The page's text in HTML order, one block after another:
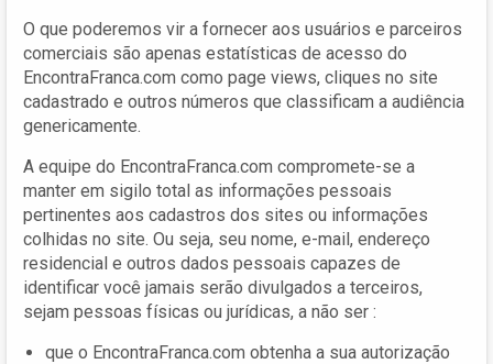
O que poderemos vir a fornecer aos usuários e parceiros
comerciais são apenas estatísticas de acesso do
EncontraFranca.com como page views, cliques no site
cadastrado e outros números que classificam a audiência
genericamente.
A equipe do EncontraFranca.com compromete-se a
manter em sigilo total as informações pessoais
pertinentes aos cadastros dos sites ou informações
colhidas no site. Ou seja, seu nome, e-mail, endereço
residencial e outros dados pessoais capazes de
identificar você jamais serão divulgados a terceiros,
sejam pessoas físicas ou jurídicas, a não ser :
que o EncontraFranca.com obtenha a sua autorização